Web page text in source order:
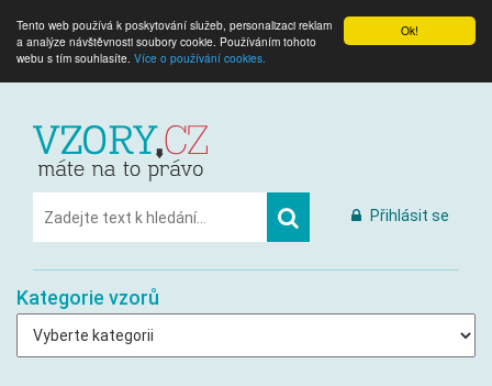
Ok!
Tento web používá k poskytování služeb, personalizaci reklam
a analýze návštěvnosti soubory cookie. Používáním tohoto
webu s tím souhlasíte. Více o používání cookies.
Přihlásit se
Kategorie vzorů